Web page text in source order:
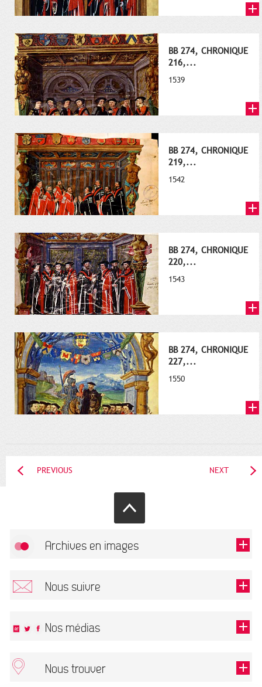
BB 274, CHRONIQUE
216,...
1539
BB 274, CHRONIQUE
219,...
1542
BB 274, CHRONIQUE
220,...
1543
BB 274, CHRONIQUE
227,...
1550
PREVIOUS NEXT
Archives en images
Nous suivre
This field is required.
Nos médias
Nous trouver